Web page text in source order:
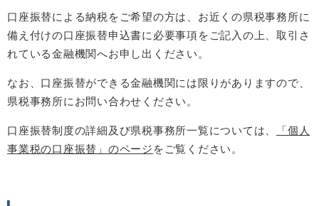
口座振替による納税をご希望の方は、お近くの県税事務所に
備え付けの口座振替申込書に必要事項をご記入の上、取引さ
れている金融機関へお申し出ください。
なお、口座振替ができる金融機関には限りがありますので、
県税事務所にお問い合わせください。
口座振替制度の詳細及び県税事務所一覧については、
「個人
事業税の口座振替」のページ をご覧ください。